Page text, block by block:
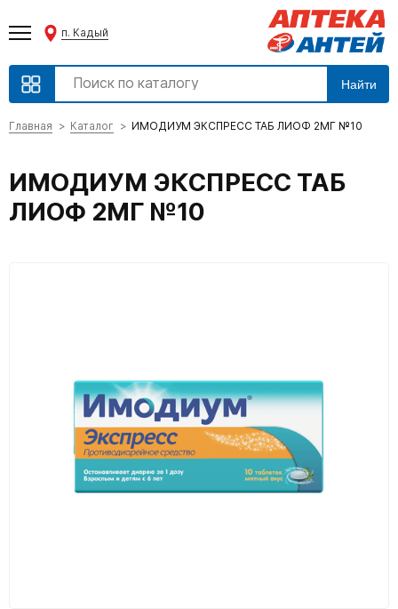
п. Кадый
Найти
Главная Каталог ИМОДИУМ ЭКСПРЕСС ТАБ ЛИОФ 2МГ №10
ИМОДИУМ ЭКСПРЕСС ТАБ
ЛИОФ 2МГ №10